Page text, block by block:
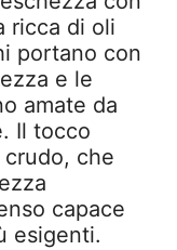
ricca di oli
portano con
e le
amate da
Il tocco
che
capace
esigenti.